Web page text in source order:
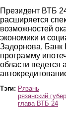
Президент ВТБ
расширяется
возможностей
экономики и
Задорнова, Банк
программу
области ведется
Тэги: Рязань
рязанский
глава ВТБ 24